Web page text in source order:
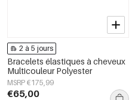
2 à 5 jours
Bracelets élastiques à cheveux
Multicouleur Polyester
MSRP €175,99
€65,00